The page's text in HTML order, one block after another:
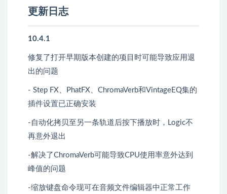
更新日志
10.4.1
修复了打开早期版本创建的项目时可能导致应用退
出的问题
- Step FX、PhatFX、ChromaVerb和VintageEQ集的
插件设置已正确安装
-自动化拷贝至另一条轨道后按下播放时，Logic不
再意外退出
-解决了ChromaVerb可能导致CPU使用率意外达到
峰值的问题
-缩放键盘命令现可在音频文件编辑器中正常工作